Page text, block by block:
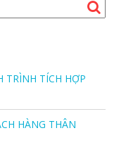
TRÌNH TÍCH HỢP
HÀNG THÂN